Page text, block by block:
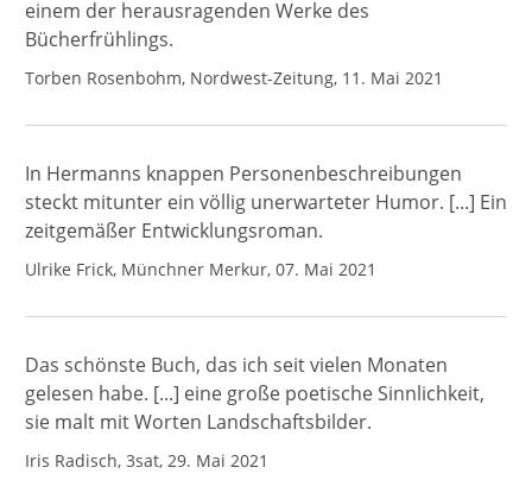
einem der herausragenden Werke des
Bücherfrühlings.
Torben Rosenbohm, Nordwest-Zeitung, 11. Mai 2021
In Hermanns knappen Personenbeschreibungen
steckt mitunter ein völlig unerwarteter Humor. [...] Ein
zeitgemäßer Entwicklungsroman.
Ulrike Frick, Münchner Merkur, 07. Mai 2021
Das schönste Buch, das ich seit vielen Monaten
gelesen habe. [...] eine große poetische Sinnlichkeit,
sie malt mit Worten Landschaftsbilder.
Iris Radisch, 3sat, 29. Mai 2021